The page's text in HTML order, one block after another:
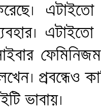
এটাইতো
প্রবন্ধেও
ভাবায়।